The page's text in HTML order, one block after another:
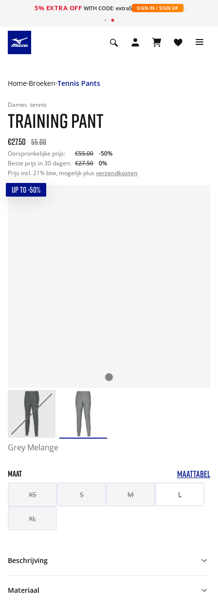
5% EXTRA OFF WITH CODE: extra5 SIGN IN / SIGN UP
Home Broeken Tennis Pants
Dames tennis
TRAINING PANT
€27.50 55.00
Oorspronkelijke prijs: €55.00
-50%
Beste prijs in 30 dagen: €27.50
0%
Prijs incl. 21% btw, mogelijk plus verzendkosten
UP TO -50%
Grey Melange
MAAT MAATTABEL
XS S M L
XL
Beschrijving
Materiaal